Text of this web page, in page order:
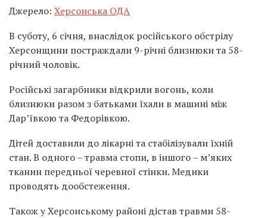
Джерело: Херсонська ОДА
В суботу, 6 січня, внаслідок російського обстрілу
Херсонщини постраждали 9-річні близнюки та 58-
річний чоловік.
Російські загарбники відкрили вогонь, коли
близнюки разом з батьками їхали в машині між
Дар’ївкою та Федорівкою.
Дітей доставили до лікарні та стабілізували їхній
стан.В одного – травма стопи, в іншого – м’яких
тканин передньої черевної стінки. Медики
проводять дообстеження.
Також у Херсонському районі дістав травми 58-